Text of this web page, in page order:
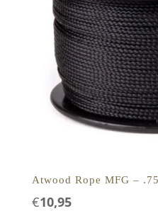
Atwood Rope MFG –
€10,95